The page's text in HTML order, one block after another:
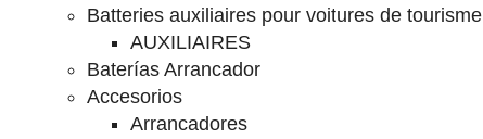
Batteries auxiliaires pour voitures de tourisme
AUXILIAIRES
Baterías Arrancador
Accesorios
Arrancadores